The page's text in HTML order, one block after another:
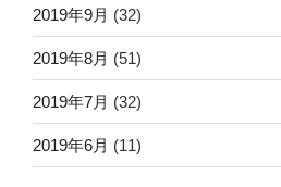
2019年9月 (32)
2019年8月 (51)
2019年7月 (32)
2019年6月 (11)